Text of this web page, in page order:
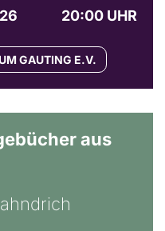
20:00 UHR
GAUTING E.V.
aus